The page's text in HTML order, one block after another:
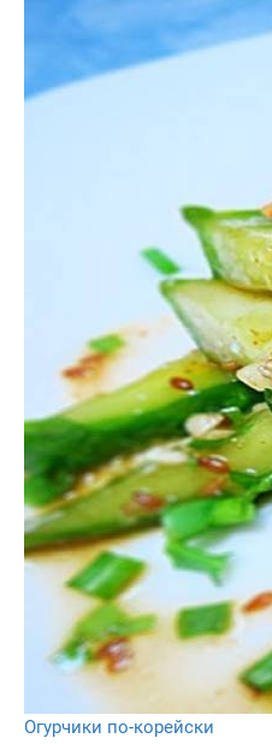
Огурчики по-корейски